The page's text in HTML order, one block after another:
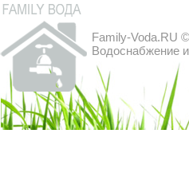
Family-Voda.RU
Водоснабжение